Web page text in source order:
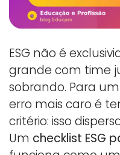
ESG não é
grande com time
sobrando. Para
erro mais caro é
critério: isso
Um checklist ESG